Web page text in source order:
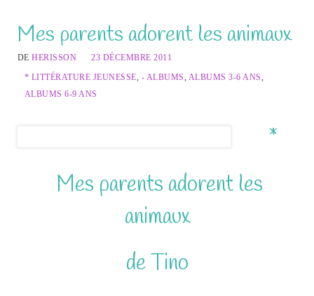
Mes parents adorent les animaux
DEHERISSON
23 DÉCEMBRE 2011
* LITTÉRATURE JEUNESSE, - ALBUMS, ALBUMS 3-6 ANS,
ALBUMS 6-9 ANS
*
Mes parents adorent les
animaux
de Tino